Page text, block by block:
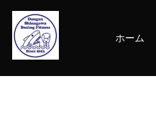
ツ
ホーム